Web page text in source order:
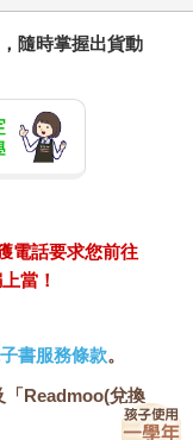
隨時掌握出貨動
電話要求您前往
當！
書服務條款。
「Readmoo(兌換